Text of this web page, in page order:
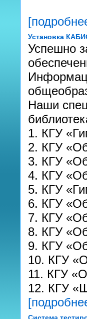
Установка
Успешно
Наши
1. КГУ
2. КГУ
3. КГУ
4. КГУ
5. КГУ
6. КГУ
7. КГУ
8. КГУ
9. КГУ
10. КГУ
11. КГУ
12. КГУ